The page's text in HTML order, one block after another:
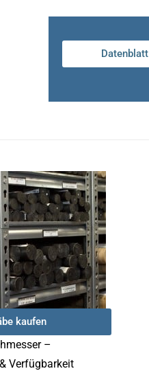
Datenblatt
kaufen
–
Verfügbarkeit